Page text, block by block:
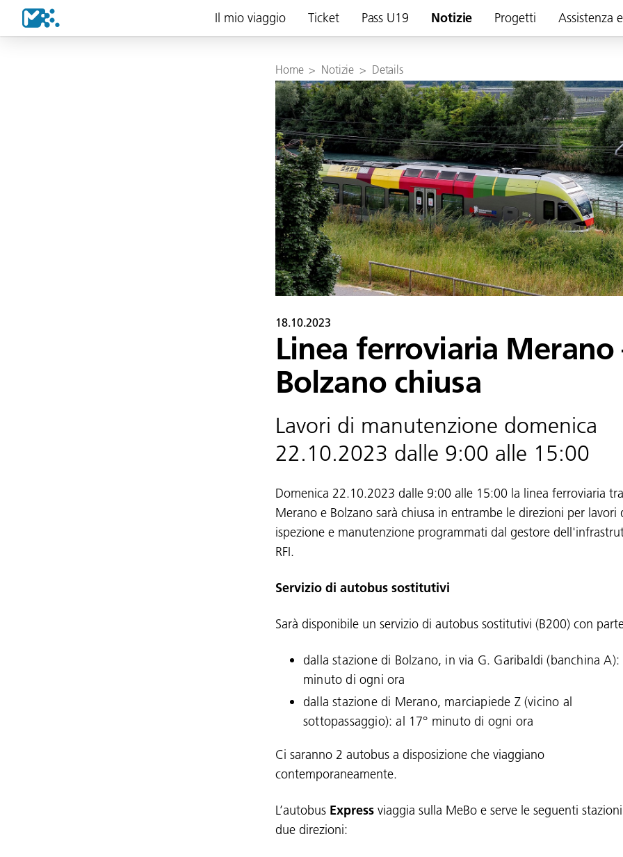
Il mio viaggio Ticket Pass U19 Notizie Progetti Assistenza
Home > Notizie > Details
18.10.2023
Linea ferroviaria Merano
Bolzano chiusa
Lavori di manutenzione domenica
22.10.2023 dalle 9:00 alle 15:00
Domenica 22.10.2023 dalle 9:00 alle 15:00 la linea ferroviaria tra
Merano e Bolzano sarà chiusa in entrambe le direzioni per lavori
ispezione e manutenzione programmati dal gestore
RFI.
Servizio di autobus sostitutivi
Sarà disponibile un servizio di autobus sostitutivi (B200) con
dalla stazione di Bolzano, in via G. Garibaldi (banchina A):
minuto di ogni ora
dalla stazione di Merano, marciapiede Z (vicino al
sottopassaggio): al 17° minuto di ogni ora
Ci saranno 2 autobus a disposizione che viaggiano
contemporaneamente.
L’autobus Express viaggia sulla MeBo e serve le seguenti
due direzioni: